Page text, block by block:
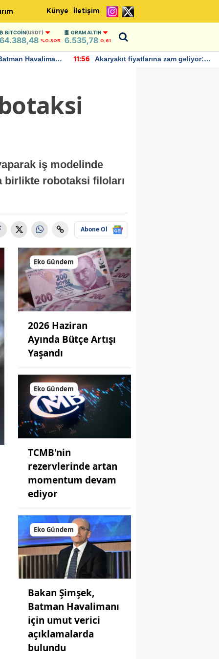
Künye İletişim
BITCOIN(USDT)
64.388,48 %0.305
GRAM ALTIN
6.535,78 0,61
Havalimanı
11:56
Akaryakıt fiyatlarına zam geliyor:
iş modelinde
birlikte robotaksi filoları
Abone Ol
Eko Gündem
2026 Haziran
Ayında Bütçe Artışı
Yaşandı
Eko Gündem
TCMB'nin
rezervlerinde artan
momentum devam
ediyor
Eko Gündem
Bakan Şimşek,
Batman Havalimanı
için umut verici
açıklamalarda
bulundu